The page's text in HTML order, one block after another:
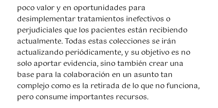
poco valor y en oportunidades para
desimplementar tratamientos inefectivos o
perjudiciales que los pacientes están recibiendo
actualmente. Todas estas colecciones se irán
actualizando periódicamente, y su objetivo es no
solo aportar evidencia, sino también crear una
base para la colaboración en un asunto tan
complejo como es la retirada de lo que no funciona,
pero consume importantes recursos.